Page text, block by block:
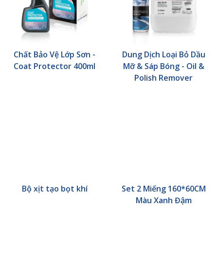
Chất Bảo Vệ Lớp Sơn -
Coat Protector 400ml
Dung Dịch Loại Bỏ Dầu
Mỡ & Sáp Bóng - Oil &
Polish Remover
Bộ xịt tạo bọt khí
Set 2 Miếng 160*60CM
Màu Xanh Đậm